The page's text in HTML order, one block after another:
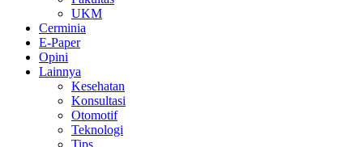
UKM
Cerminia
E-Paper
Opini
Lainnya
Kesehatan
Konsultasi
Otomotif
Teknologi
Tips